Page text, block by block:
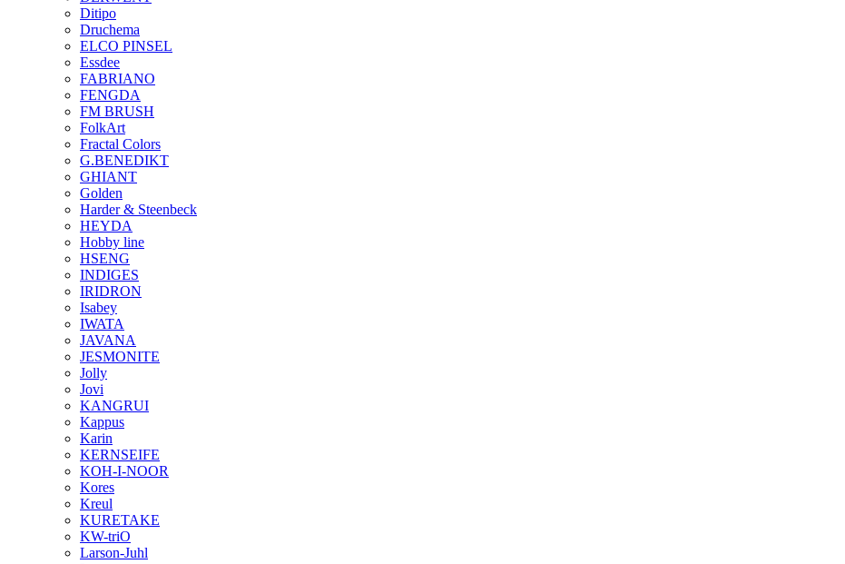
Ditipo
Druchema
ELCO PINSEL
Essdee
FABRIANO
FENGDA
FM BRUSH
FolkArt
Fractal Colors
G.BENEDIKT
GHIANT
Golden
Harder & Steenbeck
HEYDA
Hobby line
HSENG
INDIGES
IRIDRON
Isabey
IWATA
JAVANA
JESMONITE
Jolly
Jovi
KANGRUI
Kappus
Karin
KERNSEIFE
KOH-I-NOOR
Kores
Kreul
KURETAKE
KW-triO
Larson-Juhl